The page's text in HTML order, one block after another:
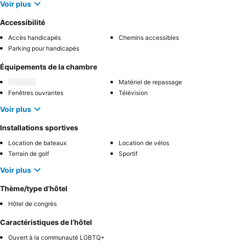
Voir plus
Accessibilité
Accès handicapés
Chemins accessibles
Parking pour handicapés
Équipements de la chambre
Matériel de repassage
Fenêtres ouvrantes
Télévision
Voir plus
Installations sportives
Location de bateaux
Location de vélos
Terrain de golf
Sportif
Voir plus
Thème/type d’hôtel
Hôtel de congrès
Caractéristiques de l’hôtel
Ouvert à la communauté LGBTQ+